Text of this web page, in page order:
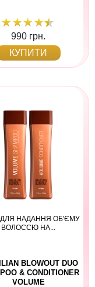
990 грн.
КУПИТИ
ДЛЯ НАДАННЯ ОБ'ЄМУ
ВОЛОССЮ НА...
BLOWOUT DUO
& CONDITIONER
VOLUME